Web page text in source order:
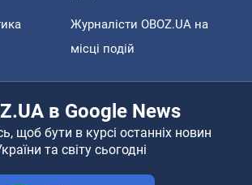
Журналісти OBOZ.UA на
місці подій
в Google News
щоб бути в курсі останніх новин
та світу сьогодні